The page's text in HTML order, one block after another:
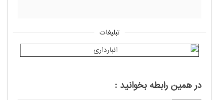
تبلیغات
در همین رابطه بخوانید :